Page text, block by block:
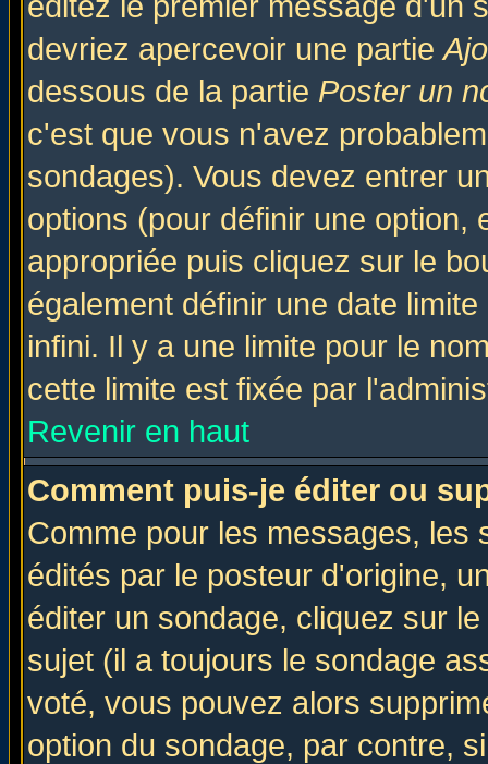
devriez apercevoir une partie
dessous de la partie Poster un
c'est que vous n'avez
sondages). Vous devez entrer
options (pour définir une option,
appropriée puis cliquez sur le
également définir une date
infini. Il y a une limite pour le
cette limite est fixée par
Revenir en haut
Comment puis-je éditer ou
Comme pour les messages, les
édités par le posteur d'origine,
éditer un sondage, cliquez sur
sujet (il a toujours le sondage
voté, vous pouvez alors
option du sondage, par contre,